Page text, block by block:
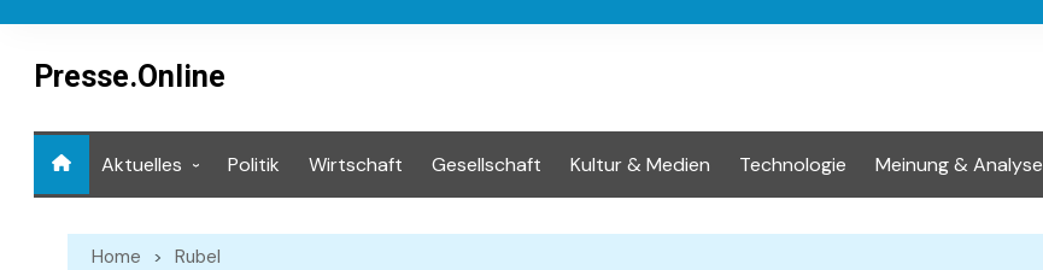
contentPresse.Online
Aktuelles Politik Wirtschaft Gesellschaft Kultur & Medien Technologie Meinung & Analyse
Home Rubel